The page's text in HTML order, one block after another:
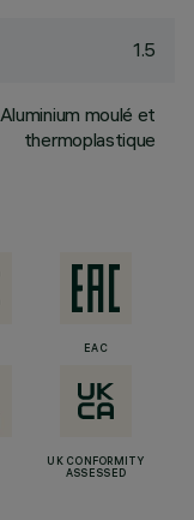
1.5
Aluminium moulé et
thermoplastique
EAC
UK CONFORMITY
ASSESSED